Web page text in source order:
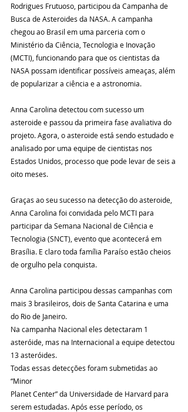
Rodrigues Frutuoso, participou da Campanha de
Busca de Asteroides da NASA. A campanha
chegou ao Brasil em uma parceria com o
Ministério da Ciência, Tecnologia e Inovação
(MCTI), funcionando para que os cientistas da
NASA possam identificar possíveis ameaças, além
de popularizar a ciência e a astronomia.
Anna Carolina detectou com sucesso um
asteroide e passou da primeira fase avaliativa do
projeto. Agora, o asteroide está sendo estudado e
analisado por uma equipe de cientistas nos
Estados Unidos, processo que pode levar de seis a
oito meses.
Graças ao seu sucesso na detecção do asteroide,
Anna Carolina foi convidada pelo MCTI para
participar da Semana Nacional de Ciência e
Tecnologia (SNCT), evento que acontecerá em
Brasília. E claro toda família Paraíso estão cheios
de orgulho pela conquista.
Anna Carolina participou dessas campanhas com
mais 3 brasileiros, dois de Santa Catarina e uma
do Rio de Janeiro.
Na campanha Nacional eles detectaram 1
asteróide, mas na Internacional a equipe detectou
13 asteróides.
Todas essas detecções foram submetidas ao
“Minor
Planet Center” da Universidade de Harvard para
serem estudadas. Após esse período, os